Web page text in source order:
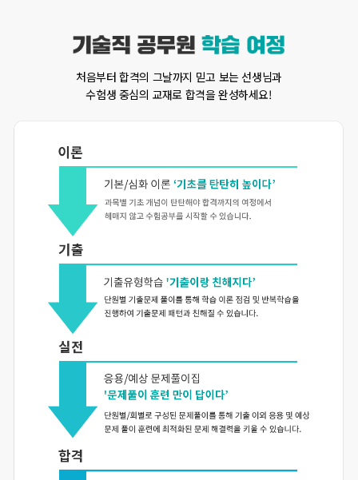
처음부터 합격의 그날까지 믿고 보는 선생님과
수험생 중심의 교재로 합격을 완성하세요!